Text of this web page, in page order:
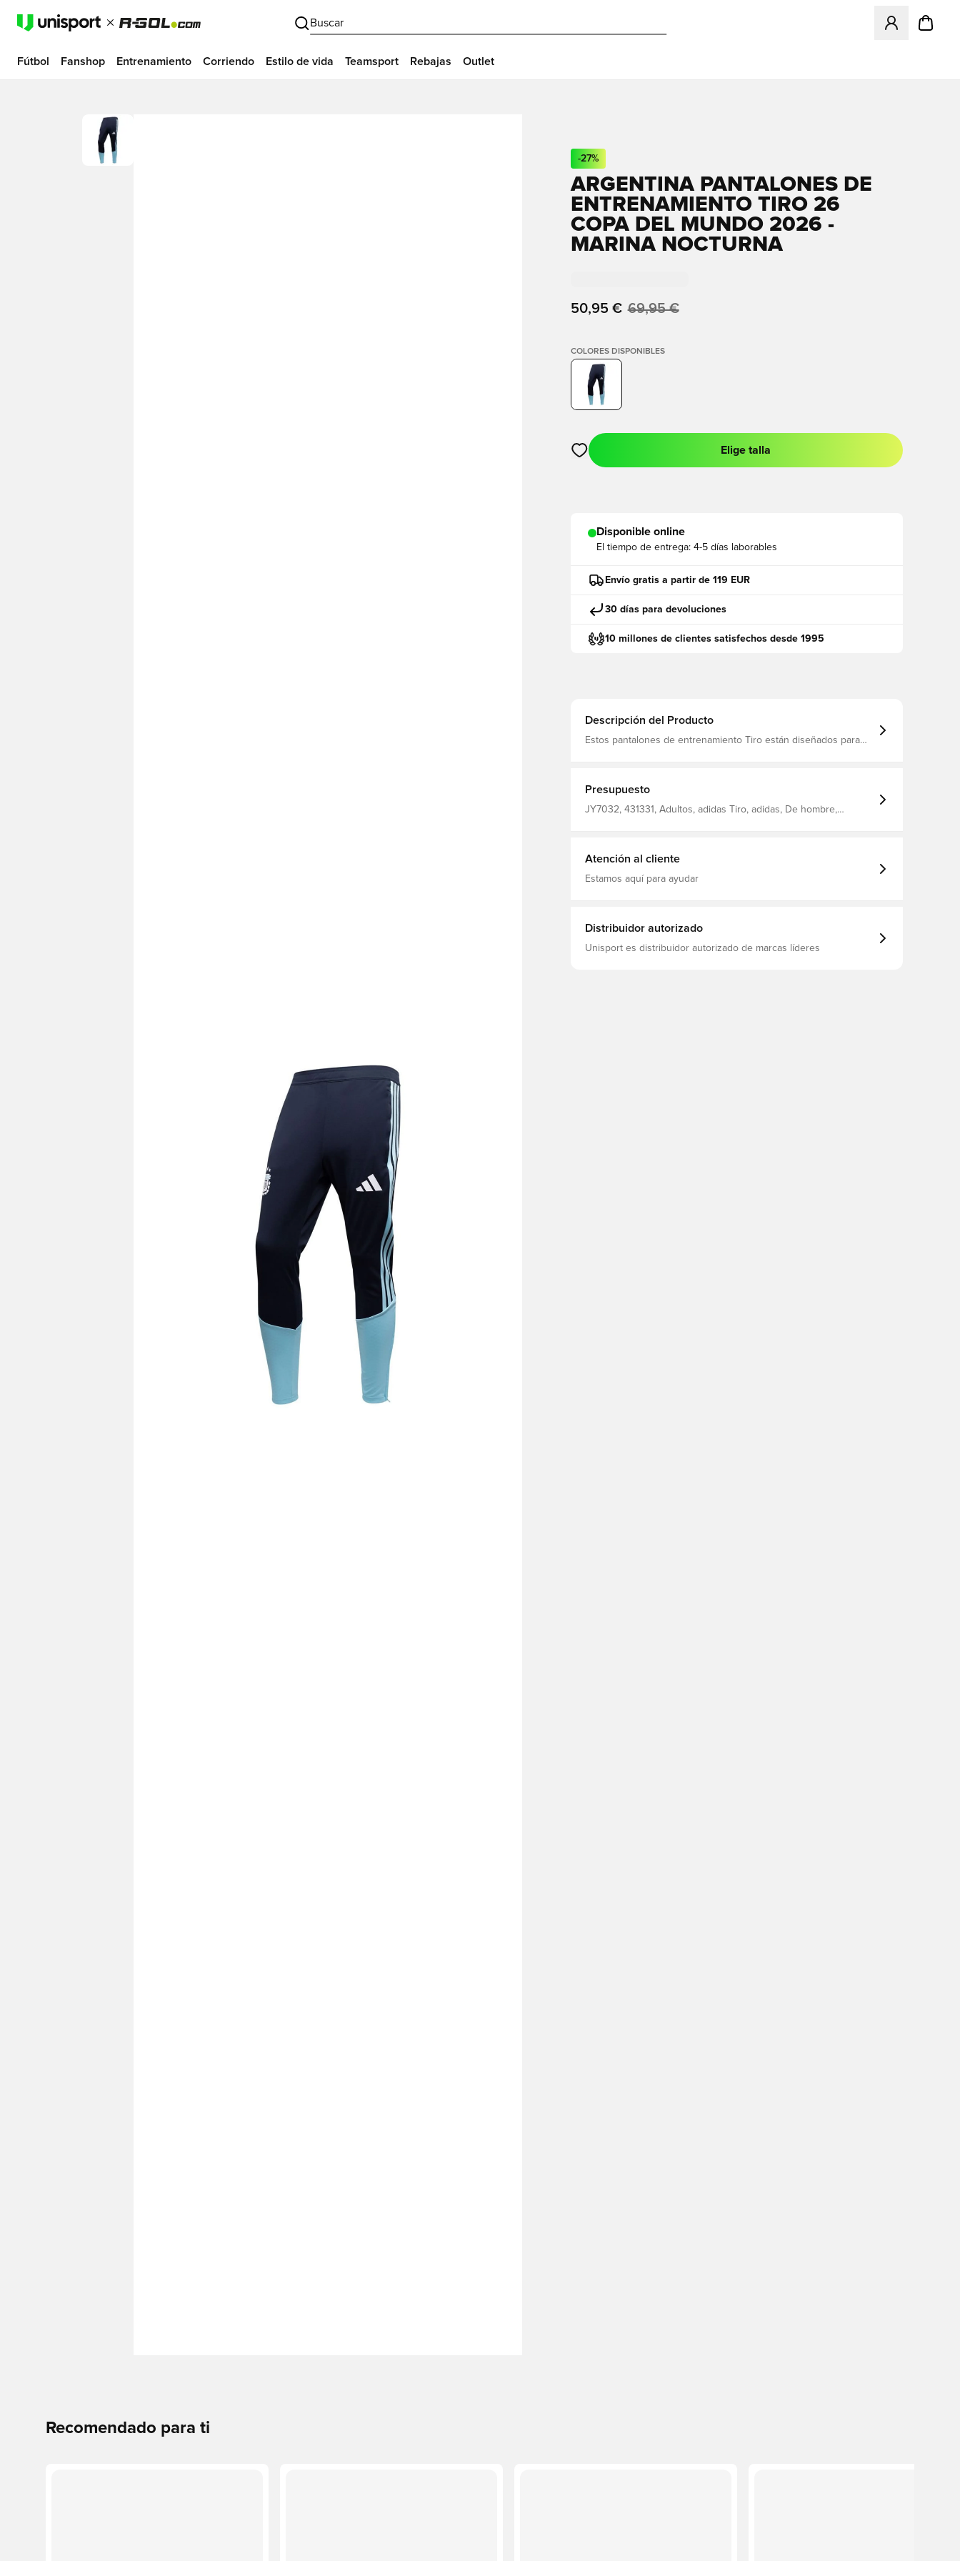
Buscar
Abre un modal
Fútbol Fanshop Entrenamiento Corriendo Estilo de vida Teamsport Rebajas Outlet
-27%
ARGENTINA PANTALONES DE
ENTRENAMIENTO TIRO 26
COPA DEL MUNDO 2026 -
MARINA NOCTURNA
50,95 € 69,95 €
COLORES DISPONIBLES
Abre un modal para iniciar sesión o registrarse como miembro
Elige talla
Disponible online
El tiempo de entrega: 4-5 días laborables
Envío gratis a partir de 119 EUR
30 días para devoluciones
10 millones de clientes satisfechos desde 1995
Descripción del Producto
Estos pantalones de entrenamiento Tiro están diseñados para
Formotion se incorpora para liberar sus movimientos, no para
restringirlos, lo que le permite centrarse en el juego Corte
ajustado 100% poliéster reciclado
Presupuesto
JY7032, 431331, Adultos, adidas Tiro, adidas, De hombre,
Atención al cliente
Estamos aquí para ayudar
Distribuidor autorizado
Unisport es distribuidor autorizado de marcas líderes
Recomendado para ti